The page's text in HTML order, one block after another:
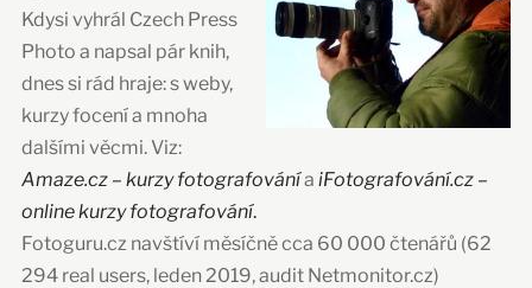
Kdysi vyhrál Czech Press
Photo a napsal pár knih,
dnes si rád hraje: s weby,
kurzy focení a mnoha
dalšími věcmi. Viz:
Amaze.cz – kurzy fotografovánía iFotografování.cz –
online kurzy fotografování.
Fotoguru.cz navštíví měsíčně cca 60 000 čtenářů (62
294 real users, leden 2019, audit Netmonitor.cz)